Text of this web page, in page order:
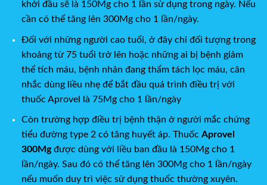
khởi đầu sẽ là 150Mg cho 1 lần sử dụng trong ngày. Nếu
cần có thể tăng lên 300Mg cho 1 lần/ngày.
Đối với những người cao tuổi, ở đây chỉ đối tượng trong
khoảng từ 75 tuổi trở lên hoặc những ai bị bệnh giảm
thể tích máu, bệnh nhân đang thẩm tách lọc máu, cân
nhắc dùng liều nhẹ để bắt đầu quá trình điều trị với
thuốc Aprovel là 75Mg cho 1 lần/ngày
Còn trường hợp điều trị bệnh thận ở người mắc chứng
tiểu đường type 2 có tăng huyết áp. Thuốc Aprovel
300Mgđược dùng với liều ban đầu là 150Mg cho 1
lần/ngày. Sau đó có thể tăng lên 300Mg cho 1 lần/ngày
nếu muốn duy trì việc sử dụng thuốc thường xuyên.